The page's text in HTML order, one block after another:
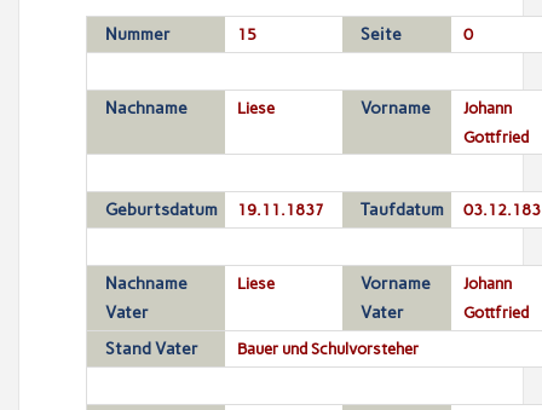
Nummer 15 Seite 0
Nachname Liese Vorname
Johann
Gottfried
Geburtsdatum 19.11.1837 Taufdatum
Nachname
Vater
Liese
Vorname
Vater
Johann
Gottfried
Stand Vater Bauer und Schulvorsteher